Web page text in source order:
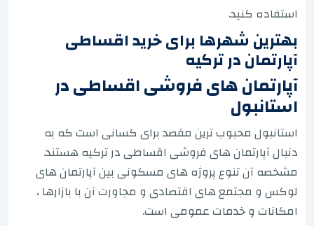
استفاده کنید.
بهترین شهرها برای خرید اقساطی
آپارتمان در ترکیه
آپارتمان های فروشی اقساطی در
استانبول
استانبول محبوب ترین مقصد برای کسانی است که به
دنبال آپارتمان های فروشی اقساطی در ترکیه هستند.
مشخصه آن تنوع پروژه های مسکونی بین آپارتمان های
لوکس و مجتمع های اقتصادی و مجاورت آن با بازارها ،
امکانات و خدمات عمومی است.